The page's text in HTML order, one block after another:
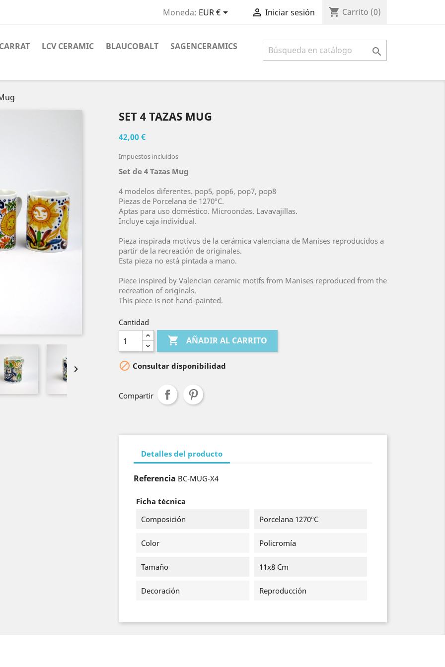
Moneda: EUR €  Iniciar sesión shopping_cart Carrito (0)
LCV CERAMIC BLAUCOBALT SAGENCERAMICS 

SET 4 TAZAS MUG
42,00 €
Impuestos incluidos
Set de 4 Tazas Mug
4 modelos diferentes. pop5, pop6, pop7, pop8
Piezas de Porcelana de 1270ºC.
Aptas para uso doméstico. Microondas. Lavavajillas.
Incluye caja individual.
Pieza inspirada motivos de la cerámica valenciana de Manises reproducidos a
partir de la recreación de originales.
Esta pieza no está pintada a mano.
Piece inspired by Valencian ceramic motifs from Manises reproduced from the
recreation of originals.
This piece is not hand-painted.
Cantidad
 AÑADIR AL CARRITO
 Consultar disponibilidad
Compartir
Detalles del producto
Referencia BC-MUG-X4
Ficha técnica
Composición
Porcelana 1270ºC
Color Policromía
Tamaño 11x8 Cm
Decoración Reproducción